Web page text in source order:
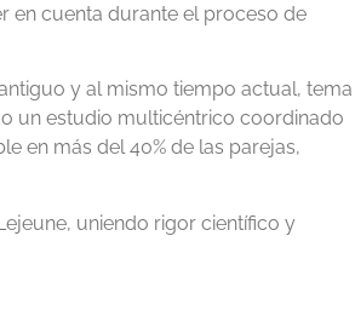
en cuenta durante el proceso de
y al mismo tiempo actual, tema
un estudio multicéntrico coordinado
en más del 40% de las parejas,
uniendo rigor científico y